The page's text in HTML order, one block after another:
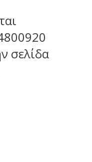
σελίδα